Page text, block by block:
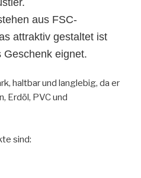
aus FSC-
attraktiv gestaltet ist
Geschenk eignet.
haltbar und langlebig, da er
Erdöl, PVC und
sind: